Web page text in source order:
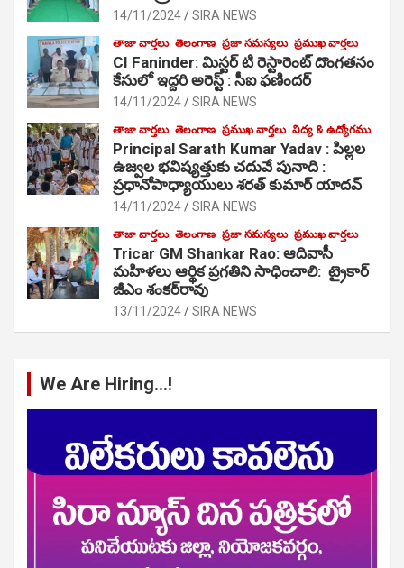
14/11/2024 SIRA NEWS
తాజా వార్తలు తెలంగాణ ప్రజా సమస్యలు ప్రముఖ వార్తలు
CI Faninder: మిస్టర్ టి రెస్టారెంట్ దొంగతనం
కేసులో ఇద్దరి అరెస్ట్ : సీఐ ఫణిందర్
14/11/2024 SIRA NEWS
తాజా వార్తలు తెలంగాణ ప్రముఖ వార్తలు విద్య & ఉద్యోగము
Principal Sarath Kumar Yadav : పిల్లల
ఉజ్వల భవిష్యత్తుకు చదువే పునాది :
ప్రధానోపాధ్యాయులు శరత్ కుమార్ యాదవ్
14/11/2024 SIRA NEWS
తాజా వార్తలు తెలంగాణ ప్రజా సమస్యలు ప్రముఖ వార్తలు
Tricar GM Shankar Rao: ఆదివాసీ
మహిళలు ఆర్థిక ప్రగతిని సాధించాలి: ట్రైకార్
జీఎం శంకర్‌రావు
13/11/2024 SIRA NEWS
We Are Hiring…!